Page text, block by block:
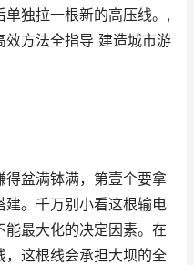
独拉一根新的高压线。,
方法全指导 建造城市游
盆满钵满，第壹个要拿
。千万别小看这根输电
最大化的决定因素。在
，这根线会承担大坝的全